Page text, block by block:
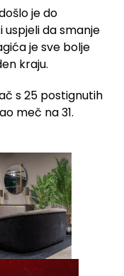
je do
da smanje
je sve bolje
kraju.
s 25 postignutih
meč na 31.